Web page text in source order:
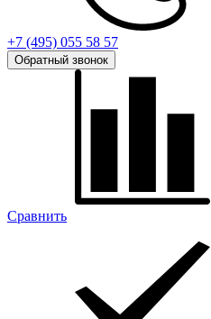
+7 (495) 055 58 57
Обратный звонок
Сравнить